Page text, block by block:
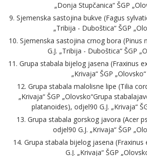
„Donja Stupčanica“ ŠGP
9. Sjemenska sastojina bukve (Fagus
„Tribija - Duboštica“ ŠGP
10. Sjemenska sastojina crnog bora (Pinus
G.J. „Tribija - Duboštica“ ŠGP
11. Grupa stabala bijelog jasena (Fraxinus
„Krivaja“ ŠGP „Olovsko“
12. Grupa stabala malolisne lipe (Tilia
„Krivaja“ ŠGP „Olovsko“Grupa
platanoides), odjel90 G.J. „Krivaja“
13. Grupa stabala gorskog javora (Acer
odjel90 G.J. „Krivaja“ ŠGP
14. Grupa stabala bijelog jasena
G.J. „Krivaja“ ŠGP